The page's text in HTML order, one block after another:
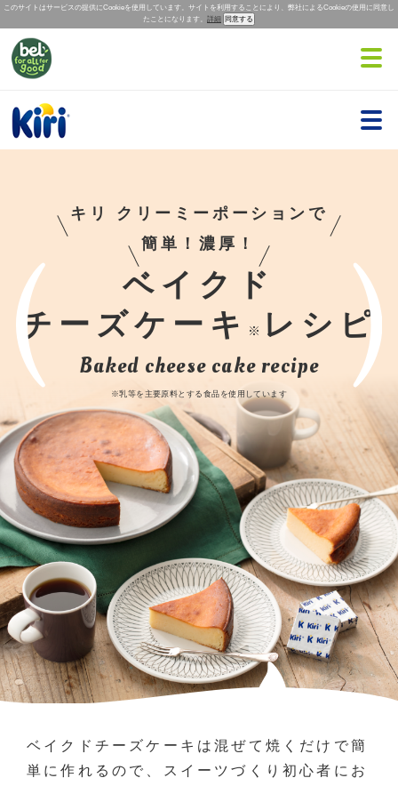
このサイトはサービスの提供にCookieを使用しています。サイトを利用することにより、弊社によるCookieの使用に同意し
たことになります。 詳細
キリ クリーミーポーションで
簡単！濃厚！
ベイクド
チーズケーキ
※ レシピ
Baked cheese cake recipe
※乳等を主要原料とする食品を使用しています
ベイクドチーズケーキは混ぜて焼くだけで簡
単に作れるので、スイーツづくり初心者にお